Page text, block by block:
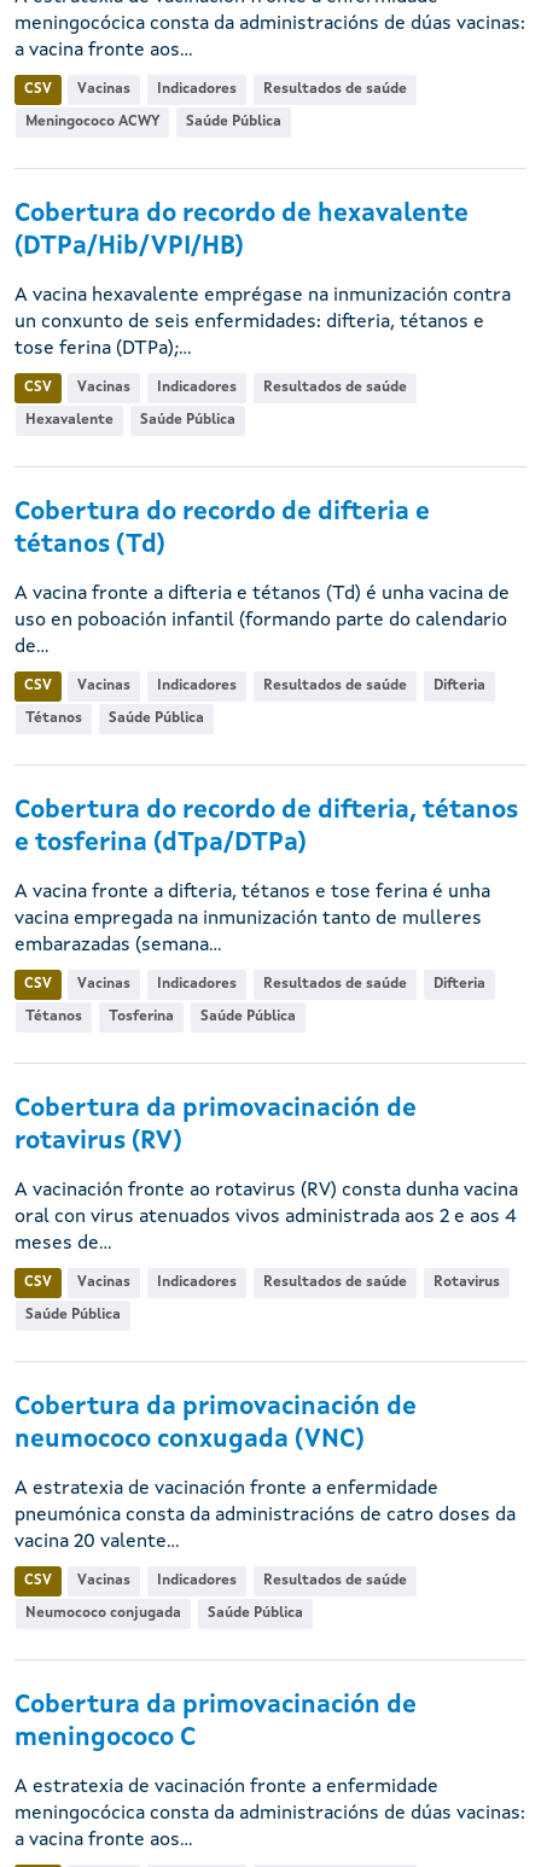
meningocócica consta da administracións de dúas vacinas:
a vacina fronte aos...
CSV Vacinas Indicadores Resultados de saúde
Meningococo ACWY Saúde Pública
Cobertura do recordo de hexavalente
(DTPa/Hib/VPI/HB)
A vacina hexavalente emprégase na inmunización contra
un conxunto de seis enfermidades: difteria, tétanos e
tose ferina (DTPa);...
CSV Vacinas Indicadores Resultados de saúde
Hexavalente Saúde Pública
Cobertura do recordo de difteria e
tétanos (Td)
A vacina fronte a difteria e tétanos (Td) é unha vacina de
uso en poboación infantil (formando parte do calendario
de...
CSV Vacinas Indicadores Resultados de saúde Difteria
Tétanos Saúde Pública
Cobertura do recordo de difteria, tétanos
e tosferina (dTpa/DTPa)
A vacina fronte a difteria, tétanos e tose ferina é unha
vacina empregada na inmunización tanto de mulleres
embarazadas (semana...
CSV Vacinas Indicadores Resultados de saúde Difteria
Tétanos Tosferina Saúde Pública
Cobertura da primovacinación de
rotavirus (RV)
A vacinación fronte ao rotavirus (RV) consta dunha vacina
oral con virus atenuados vivos administrada aos 2 e aos 4
meses de...
CSV Vacinas Indicadores Resultados de saúde Rotavirus
Saúde Pública
Cobertura da primovacinación de
neumococo conxugada (VNC)
A estratexia de vacinación fronte a enfermidade
pneumónica consta da administracións de catro doses da
vacina 20 valente...
CSV Vacinas Indicadores Resultados de saúde
Neumococo conjugada Saúde Pública
Cobertura da primovacinación de
meningococo C
A estratexia de vacinación fronte a enfermidade
meningocócica consta da administracións de dúas vacinas:
a vacina fronte aos...